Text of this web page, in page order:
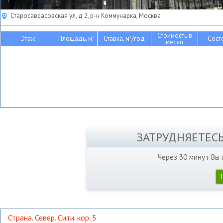
Старосаврасовская ул, д 2, р-н Коммунарка, Москва
Этаж Площадь, м2 Ставка, м2/год Стоимость в
месяц
Через 30 минут Вы
Страна. Север. Сити. кор. 5